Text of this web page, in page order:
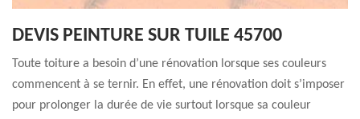
DEVIS PEINTURE SUR TUILE 45700
Toute toiture a besoin d’une rénovation lorsque ses couleurs
commencent à se ternir. En effet, une rénovation doit s’imposer
pour prolonger la durée de vie surtout lorsque sa couleur